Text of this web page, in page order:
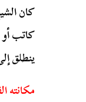
كان
كاتب
ينطلق
مكانته